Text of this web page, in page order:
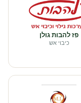
פז להבות גולן
כיבוי אש